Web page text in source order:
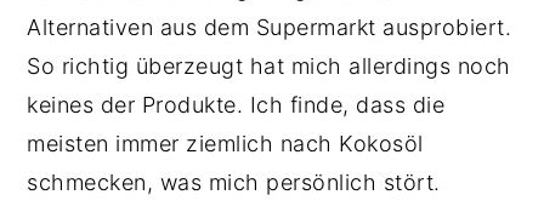
Alternativen aus dem Supermarkt ausprobiert.
So richtig überzeugt hat mich allerdings noch
keines der Produkte. Ich finde, dass die
meisten immer ziemlich nach Kokosöl
schmecken, was mich persönlich stört.